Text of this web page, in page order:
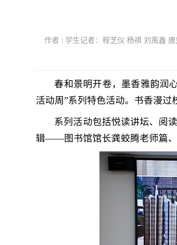
作者 : 学生记者：程芝仪 杨祺 刘禹鑫 唐
春和景明开卷，墨香雅韵润
活动周”系列特色活动。书香漫过
系列活动包括悦读讲坛、阅
辑——图书馆馆长龚蛟腾老师篇